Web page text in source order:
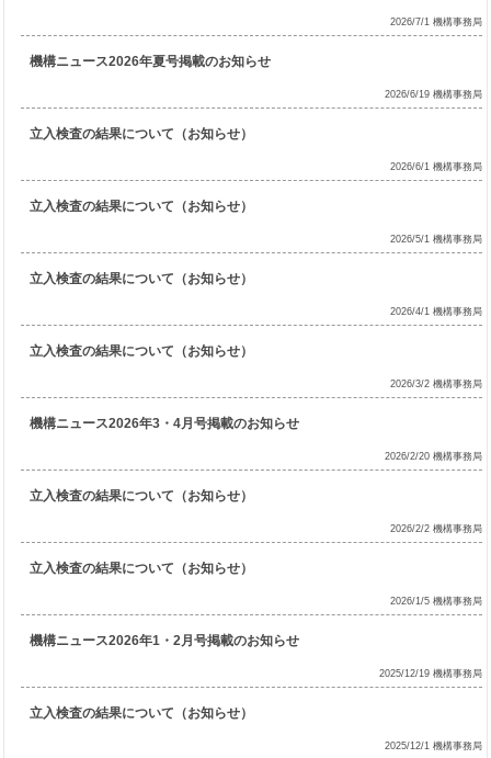
2026/7/1 機構事務局
機構ニュース2026年夏号掲載のお知らせ
2026/6/19 機構事務局
立入検査の結果について（お知らせ）
2026/6/1 機構事務局
立入検査の結果について（お知らせ）
2026/5/1 機構事務局
立入検査の結果について（お知らせ）
2026/4/1 機構事務局
立入検査の結果について（お知らせ）
2026/3/2 機構事務局
機構ニュース2026年3・4月号掲載のお知らせ
2026/2/20 機構事務局
立入検査の結果について（お知らせ）
2026/2/2 機構事務局
立入検査の結果について（お知らせ）
2026/1/5 機構事務局
機構ニュース2026年1・2月号掲載のお知らせ
2025/12/19 機構事務局
立入検査の結果について（お知らせ）
2025/12/1 機構事務局